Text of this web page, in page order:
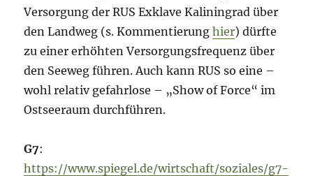
Versorgung der RUS Exklave Kaliningrad über
den Landweg (s. Kommentierunghier) dürfte
zu einer erhöhten Versorgungsfrequenz über
den Seeweg führen. Auch kann RUS so eine –
wohl relativ gefahrlose – „Show of Force“ im
Ostseeraum durchführen.
G7:
https://www.spiegel.de/wirtschaft/soziales/g7-